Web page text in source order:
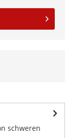
schweren